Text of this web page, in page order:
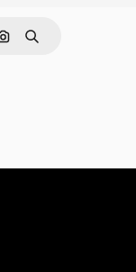
Поиск по изображению
Поиск